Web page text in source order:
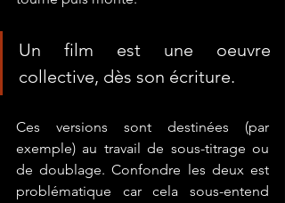
Un film est une oeuvre
collective, dès son écriture.
Ces versions sont destinées (par
exemple) au travail de sous-titrage ou
de doublage. Confondre les deux est
problématique car cela sous-entend